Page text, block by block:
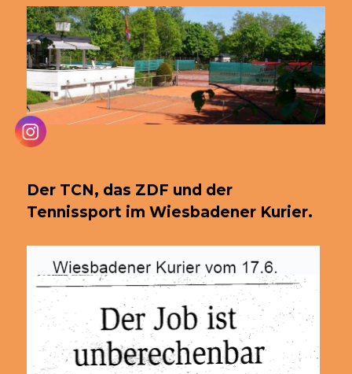
Der TCN, das ZDF und der
Tennissport im Wiesbadener Kurier.